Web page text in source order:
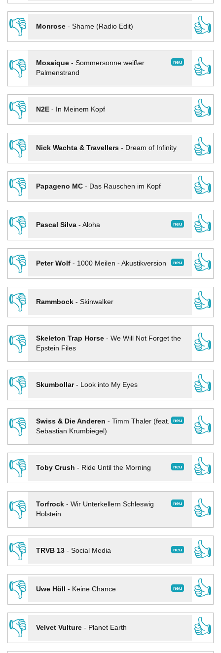
👎
Monrose- Shame (Radio Edit)
👍
👎
neu
Mosaique- Sommersonne weißer
Palmenstrand
👍
👎
N2E- In Meinem Kopf
👍
👎
Nick Wachta & Travellers- Dream of Infinity
👍
👎
Papageno MC- Das Rauschen im Kopf
👍
👎
neu
Pascal Silva- Aloha
👍
👎
neu
Peter Wolf- 1000 Meilen - Akustikversion
👍
👎
Rammbock- Skinwalker
👍
👎
Skeleton Trap Horse- We Will Not Forget the
Epstein Files
👍
👎
Skumbollar- Look into My Eyes
👍
👎
neu
Swiss & Die Anderen - Timm Thaler (feat.
Sebastian Krumbiegel)
👍
👎
neu
Toby Crush - Ride Until the Morning
👍
👎
neu
Torfrock- Wir Unterkellern Schleswig
Holstein
👍
👎
neu
TRVB 13- Social Media
👍
👎
neu
Uwe Höll - Keine Chance
👍
👎
Velvet Vulture- Planet Earth
👍